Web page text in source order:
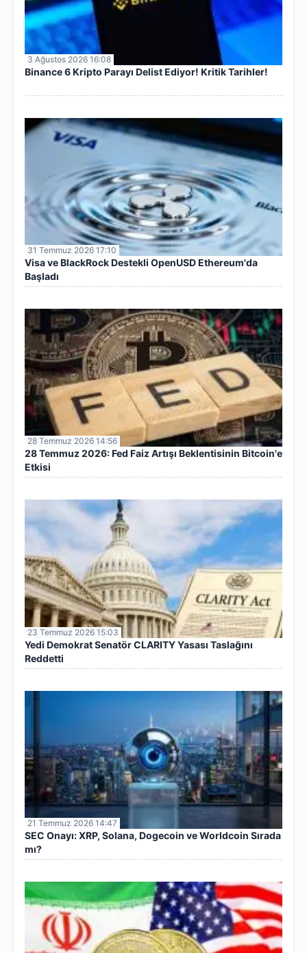
3 Ağustos 2026 16:08
Binance 6 Kripto Parayı Delist Ediyor! Kritik Tarihler!
31 Temmuz 2026 17:10
Visa ve BlackRock Destekli OpenUSD Ethereum'da
Başladı
28 Temmuz 2026 14:56
28 Temmuz 2026: Fed Faiz Artışı Beklentisinin Bitcoin'e
Etkisi
23 Temmuz 2026 15:03
Yedi Demokrat Senatör CLARITY Yasası Taslağını
Reddetti
21 Temmuz 2026 14:47
SEC Onayı: XRP, Solana, Dogecoin ve Worldcoin Sırada
mı?